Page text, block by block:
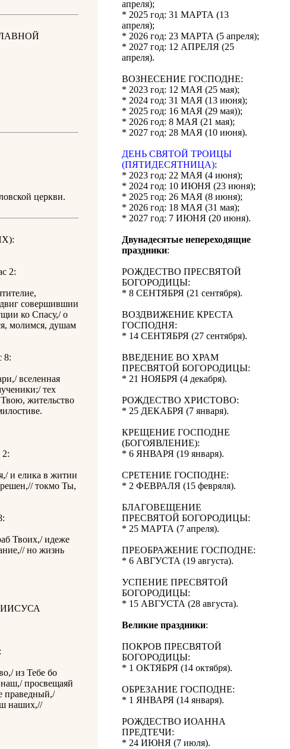
церкви.
2:
совершившии
ко Спасу,/ о
молимся, душам
8:
вселенная
тех
жительство
2:
и елика в житии
токмо Ты,
Твоих,/ идеже
но жизнь
из Тебе бо
просвещаяй
праведный,/
наших,//
апреля);
* 2025 год: 31 МАРТА (13
апреля);
* 2026 год: 23 МАРТА (5 апреля);
* 2027 год: 12 АПРЕЛЯ (25
апреля).
ВОЗНЕСЕНИЕ ГОСПОДНЕ:
* 2023 год: 12 МАЯ (25 мая);
* 2024 год: 31 МАЯ (13 июня);
* 2025 год: 16 МАЯ (29 мая));
* 2026 год: 8 МАЯ (21 мая);
* 2027 год: 28 МАЯ (10 июня).
ДЕНЬ СВЯТОЙ ТРОИЦЫ
(ПЯТИДЕСЯТНИЦА):
* 2023 год: 22 МАЯ (4 июня);
* 2024 год: 10 ИЮНЯ (23 июня);
* 2025 год: 26 МАЯ (8 июня);
* 2026 год: 18 МАЯ (31 мая);
* 2027 год: 7 ИЮНЯ (20 июня).
Двунадесятые непереходящие
праздники:
РОЖДЕСТВО ПРЕСВЯТОЙ
БОГОРОДИЦЫ:
* 8 СЕНТЯБРЯ (21 сентября).
ВОЗДВИЖЕНИЕ КРЕСТА
ГОСПОДНЯ:
* 14 СЕНТЯБРЯ (27 сентября).
ВВЕДЕНИЕ ВО ХРАМ
ПРЕСВЯТОЙ БОГОРОДИЦЫ:
* 21 НОЯБРЯ (4 декабря).
РОЖДЕСТВО ХРИСТОВО:
* 25 ДЕКАБРЯ (7 января).
КРЕЩЕНИЕ ГОСПОДНЕ
(БОГОЯВЛЕНИЕ):
* 6 ЯНВАРЯ (19 января).
СРЕТЕНИЕ ГОСПОДНЕ:
* 2 ФЕВРАЛЯ (15 февряля).
БЛАГОВЕЩЕНИЕ
ПРЕСВЯТОЙ БОГОРОДИЦЫ:
* 25 МАРТА (7 апреля).
ПРЕОБРАЖЕНИЕ ГОСПОДНЕ:
* 6 АВГУСТА (19 августа).
УСПЕНИЕ ПРЕСВЯТОЙ
БОГОРОДИЦЫ:
* 15 АВГУСТА (28 августа).
Великие праздники:
ПОКРОВ ПРЕСВЯТОЙ
БОГОРОДИЦЫ:
* 1 ОКТЯБРЯ (14 октября).
ОБРЕЗАНИЕ ГОСПОДНЕ:
* 1 ЯНВАРЯ (14 января).
РОЖДЕСТВО ИОАННА
ПРЕДТЕЧИ:
* 24 ИЮНЯ (7 июля).